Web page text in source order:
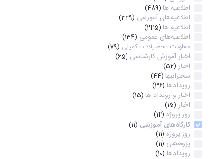
اطلاعیه ها (489)
اطلاعیه‌های‌ آموزشی (329)
اطلاعیه ها (245)
اطلاعیه‌های عمومی (134)
معاونت تحصیلات تکمیلی (79)
اخبار آموزش کارشناسی (65)
اخبار (52)
سخنرانیها (44)
رویدادها (36)
اخبار و رویداد ها (15)
اخبار (15)
روز پروژه (14)
کارگاه‌های آموزشی (11)
روز پروژه (11)
پژوهشی (11)
رویدادها (10)